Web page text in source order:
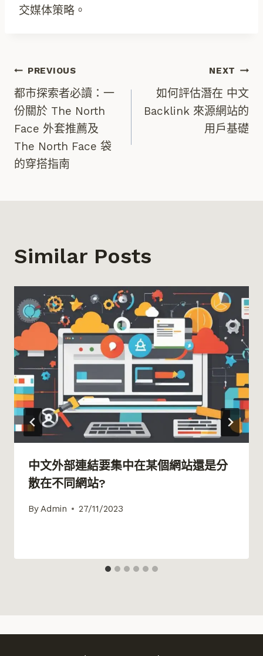
交媒体策略。
文
章
導
覽
PREVIOUS
都市探索者必讀：一
份關於 The North
Face 外套推薦及
The North Face 袋
的穿搭指南
NEXT
如何評估潛在 中文
Backlink 來源網站的
用戶基礎
Similar Posts
中文外部連結要集中在某個網站還是分
散在不同網站?
ByAdmin 27/11/2023